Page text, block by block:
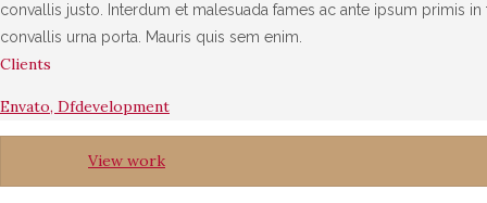
convallis justo. Interdum et malesuada fames ac ante ipsum primis
convallis urna porta. Mauris quis sem enim.
Clients
Envato, Dfdevelopment
View work